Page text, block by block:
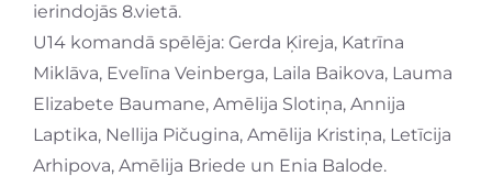
ierindojās 8.vietā.
U14 komandā spēlēja: Gerda Ķireja, Katrīna
Miklāva, Evelīna Veinberga, Laila Baikova, Lauma
Elizabete Baumane, Amēlija Slotiņa, Annija
Laptika, Nellija Pičugina, Amēlija Kristiņa, Letīcija
Arhipova, Amēlija Briede un Enia Balode.